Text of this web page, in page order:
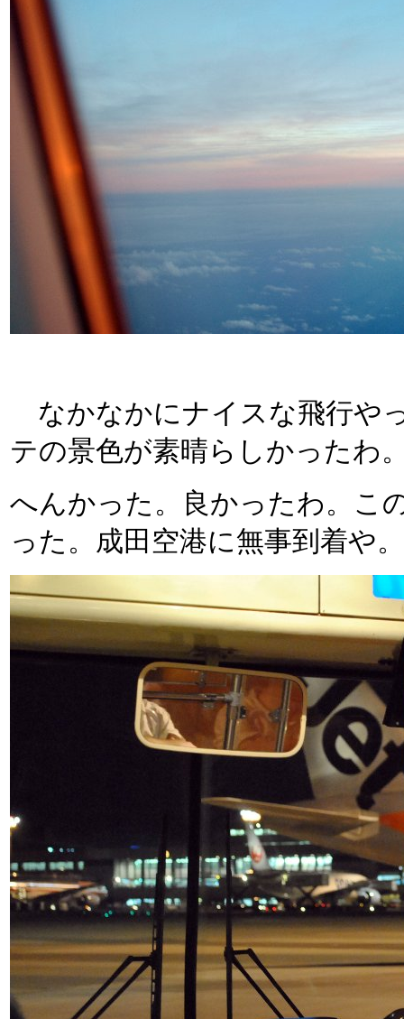
なかなかにナイスな飛行や
テの景色が素晴らしかったわ
へんかった。良かったわ。こ
った。成田空港に無事到着や。